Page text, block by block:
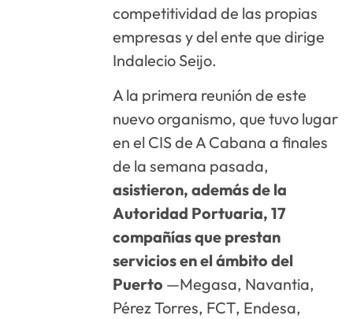
competitividad de las propias
empresas y del ente que dirige
Indalecio Seijo.
A la primera reunión de este
nuevo organismo, que tuvo lugar
en el CIS de A Cabana a finales
de la semana pasada,
asistieron, además de la
Autoridad Portuaria, 17
compañías que prestan
servicios en el ámbito del
Puerto —Megasa, Navantia,
Pérez Torres, FCT, Endesa,